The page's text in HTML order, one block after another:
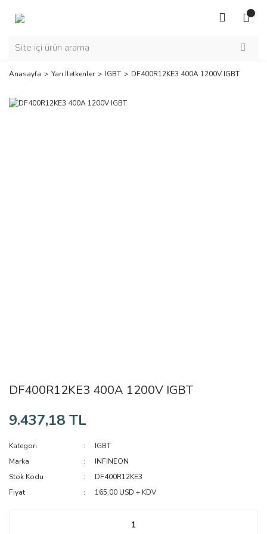
Anasayfa Yarı İletkenler IGBT DF400R12KE3 400A 1200V IGBT
DF400R12KE3 400A 1200V IGBT
9.437,18 TL
Kategori
IGBT
Marka
INFINEON
Stok Kodu
DF400R12KE3
Fiyat
165,00 USD + KDV